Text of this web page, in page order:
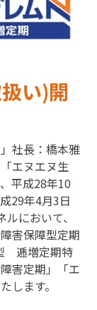
い)開
社長：橋本雅
エヌエヌ生
平成28年10
29年4月3日
において、
害保障型定期
逓増定期特
害定期」「エ
します。